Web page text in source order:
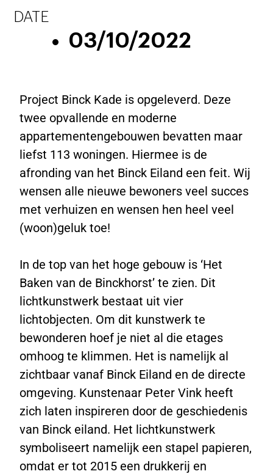
DATE
03/10/2022
Project Binck Kade is opgeleverd. Deze
twee opvallende en moderne
appartementengebouwen bevatten maar
liefst 113 woningen. Hiermee is de
afronding van het Binck Eiland een feit. Wij
wensen alle nieuwe bewoners veel succes
met verhuizen en wensen hen heel veel
(woon)geluk toe!
In de top van het hoge gebouw is ‘Het
Baken van de Binckhorst’ te zien. Dit
lichtkunstwerk bestaat uit vier
lichtobjecten. Om dit kunstwerk te
bewonderen hoef je niet al die etages
omhoog te klimmen. Het is namelijk al
zichtbaar vanaf Binck Eiland en de directe
omgeving. Kunstenaar Peter Vink heeft
zich laten inspireren door de geschiedenis
van Binck eiland. Het lichtkunstwerk
symboliseert namelijk een stapel papieren,
omdat er tot 2015 een drukkerij en